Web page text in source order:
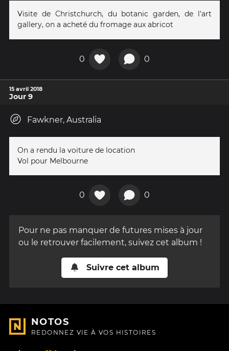
Visite de Christchurch, du botanic garden, de l'art
gallery, on a acheté du fromage aux abricot
0 0
15 avril 2018
Jour 9
Fawkner, Australia
On a rendu la voiture de location
Vol pour Melbourne
0 0
Pour ne pas manquer de futures mises à jour
ou le retrouver facilement, suivez cet album !
Suivre cet album
NOTOS
REDONNEZ VIE À VOS HISTOIRES